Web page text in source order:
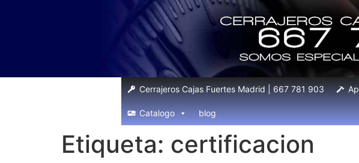
Cerrajeros Cajas Fuertes Madrid | 667 781 903
Catalogo blog
Etiqueta: certificacion